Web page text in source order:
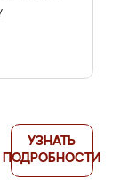
УЗНАТЬ
ПОДРОБНОСТИ